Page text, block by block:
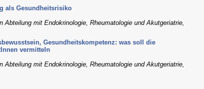
als Gesundheitsrisiko
Abteilung mit Endokrinologie, Rheumatologie und Akutgeriatrie,
Gesundheitskompetenz: was soll die
vermitteln
Abteilung mit Endokrinologie, Rheumatologie und Akutgeriatrie,